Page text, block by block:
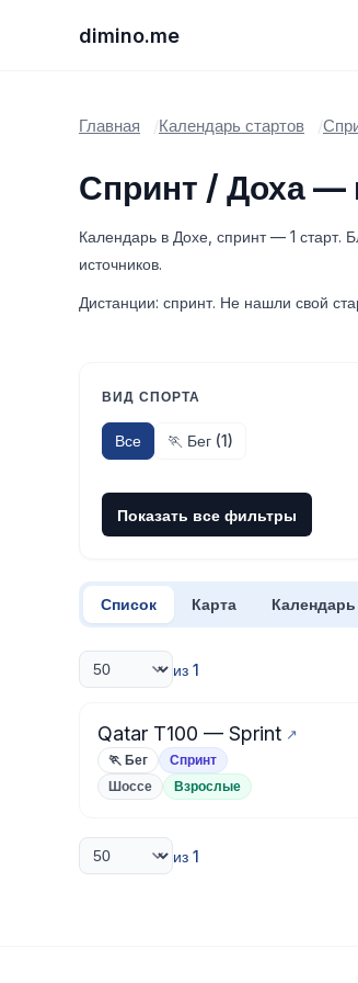
dimino.me
Главная Календарь стартов
Спринт / Доха —
Календарь в Дохе, спринт — 1 старт.
источников.
Дистанции: спринт. Не нашли свой
ВИД СПОРТА
Все 🏃 Бег (1)
Показать все фильтры
Список Карта Календарь
из 1
Qatar T100 — Sprint
🏃 Бег Спринт
Шоссе Взрослые
из 1